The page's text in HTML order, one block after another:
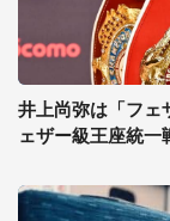
井上尚弥は「フェ
ェザー級王座統